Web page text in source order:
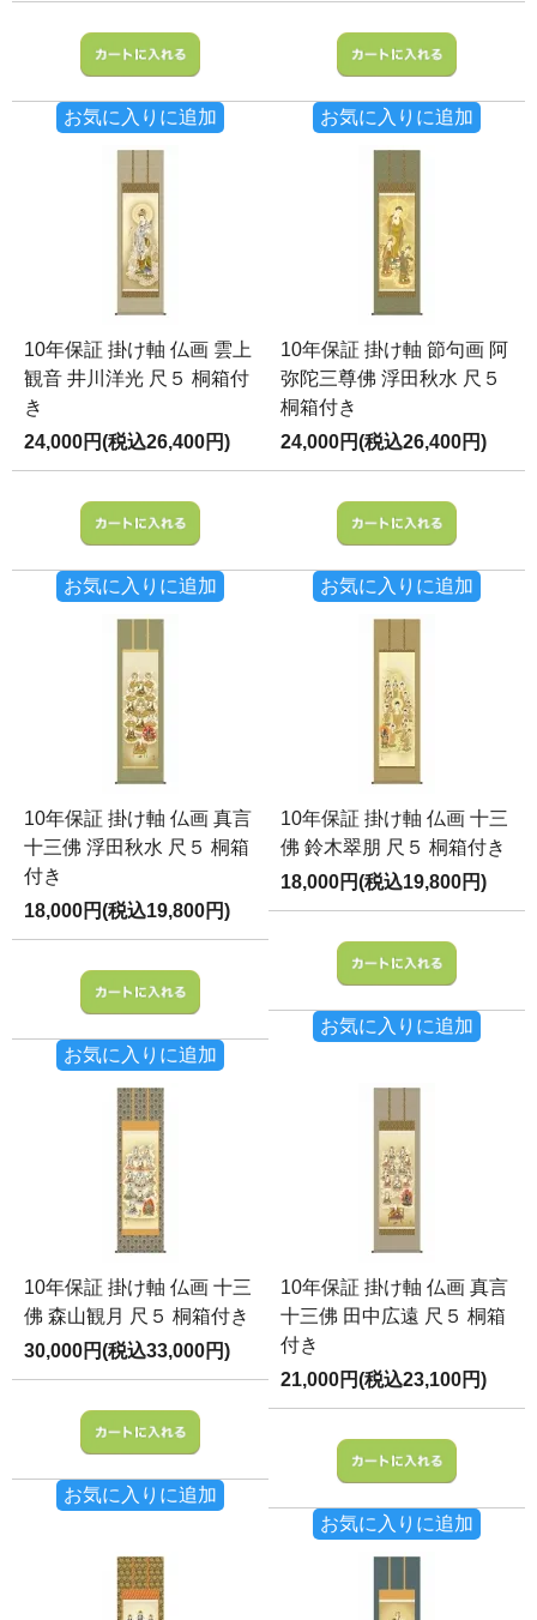
お気に入りに追加 お気に入りに追加
10年保証 掛け軸 仏画 雲上
観音 井川洋光 尺５ 桐箱付
き
24,000円(税込26,400円)
お気に入りに追加
10年保証 掛け軸 節句画 阿
弥陀三尊佛 浮田秋水 尺５
桐箱付き
24,000円(税込26,400円)
お気に入りに追加
10年保証 掛け軸 仏画 真言
十三佛 浮田秋水 尺５ 桐箱
付き
18,000円(税込19,800円)
お気に入りに追加
10年保証 掛け軸 仏画 十三
佛 鈴木翠朋 尺５ 桐箱付き
18,000円(税込19,800円)
お気に入りに追加
10年保証 掛け軸 仏画 十三
佛 森山観月 尺５ 桐箱付き
30,000円(税込33,000円)
お気に入りに追加
10年保証 掛け軸 仏画 真言
十三佛 田中広遠 尺５ 桐箱
付き
21,000円(税込23,100円)
お気に入りに追加